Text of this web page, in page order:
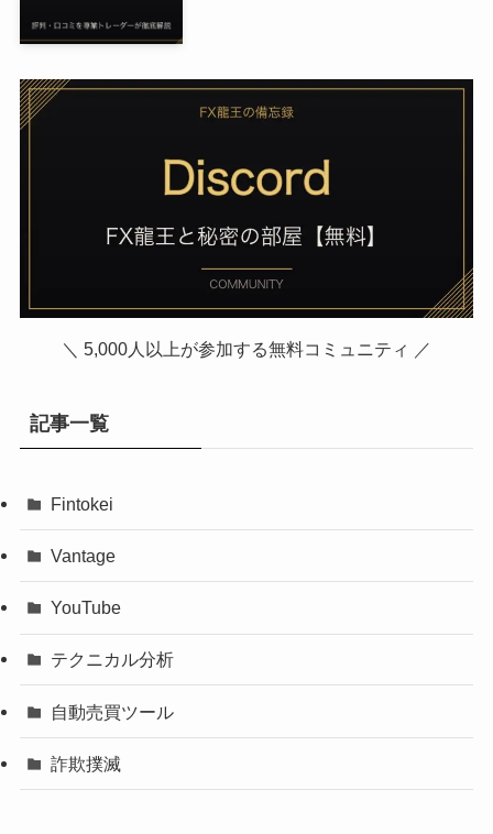
＼ 5,000人以上が参加する無料コミュニティ ／
記事一覧
Fintokei
Vantage
YouTube
テクニカル分析
自動売買ツール
詐欺撲滅